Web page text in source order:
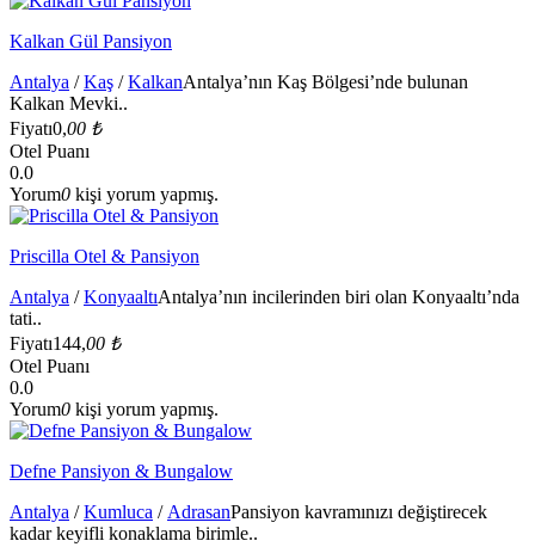
Kalkan Gül Pansiyon
Antalya /Kaş /KalkanAntalya’nın Kaş Bölgesi’nde bulunan
Kalkan Mevki..
Fiyatı0,00 ₺
Otel Puanı
0.0
Yorum0 kişi yorum yapmış.
Priscilla Otel & Pansiyon
Antalya /KonyaaltıAntalya’nın incilerinden biri olan Konyaaltı’nda
tati..
Fiyatı144,00 ₺
Otel Puanı
0.0
Yorum0 kişi yorum yapmış.
Defne Pansiyon & Bungalow
Antalya /Kumluca / AdrasanPansiyon kavramınızı değiştirecek
kadar keyifli konaklama birimle..